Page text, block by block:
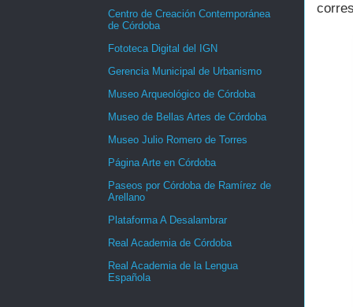
Centro de Creación Contemporánea
de Córdoba
Fototeca Digital del IGN
Gerencia Municipal de Urbanismo
Museo Arqueológico de Córdoba
Museo de Bellas Artes de Córdoba
Museo Julio Romero de Torres
Página Arte en Córdoba
Paseos por Córdoba de Ramírez de
Arellano
Plataforma A Desalambrar
Real Academia de Córdoba
Real Academia de la Lengua
Española